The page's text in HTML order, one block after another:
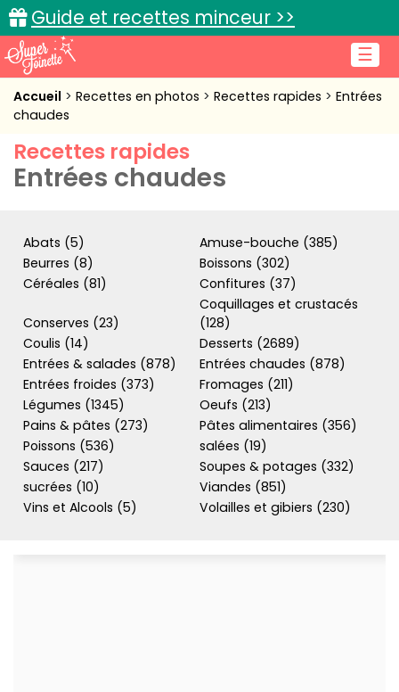
☰
Guide et recettes minceur >>
Accueil
Cuisine pratique
Connexion
Accueil Recettes en photos Recettes rapides
Entrées
chaudes
Recettes rapides
Entrées chaudes
Abats (5)
Amuse-bouche (385)
Beurres (8)
Boissons (302)
Céréales (81)
Confitures (37)
Conserves (23)
Coquillages et crustacés
(128)
Coulis (14)
Desserts (2689)
Entrées & salades (878)
Entrées chaudes (878)
Entrées froides (373)
Fromages (211)
Légumes (1345)
Oeufs (213)
Pains & pâtes (273)
Pâtes alimentaires (356)
Poissons (536)
salées (19)
Sauces (217)
Soupes & potages (332)
sucrées (10)
Viandes (851)
Vins et Alcools (5)
Volailles et gibiers (230)